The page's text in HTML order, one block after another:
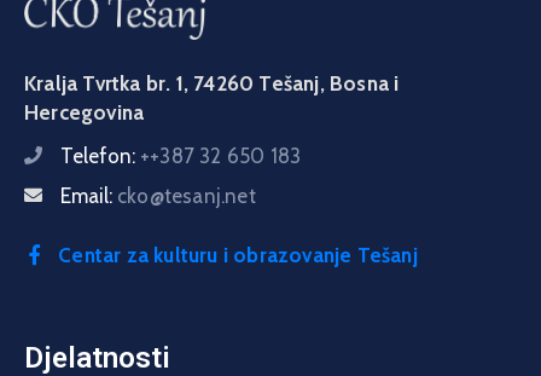
Kralja Tvrtka br. 1, 74260 Tešanj, Bosna i
Hercegovina
Telefon: ++387 32 650 183
Email: cko@tesanj.net
Centar za kulturu i obrazovanje Tešanj
Djelatnosti